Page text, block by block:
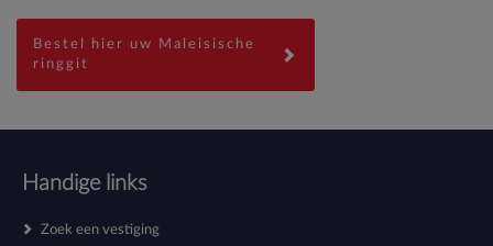
Bestel hier uw Maleisische
ringgit
Handige links
Zoek een vestiging